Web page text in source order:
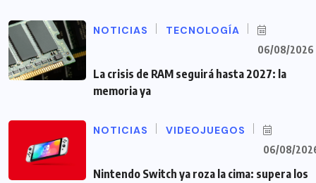
NOTICIAS TECNOLOGÍA
06/08/2026
La crisis de RAM seguirá hasta 2027: la
memoria ya
NOTICIAS VIDEOJUEGOS
06/08/
Nintendo Switch ya roza la cima: supera los